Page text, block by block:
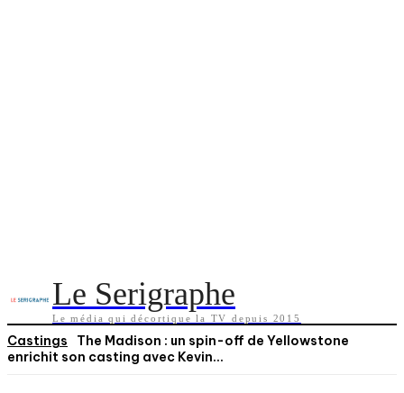
Le Serigraphe
Le média qui décortique la TV depuis 2015
Castings
The Madison : un spin-off de Yellowstone
enrichit son casting avec Kevin...